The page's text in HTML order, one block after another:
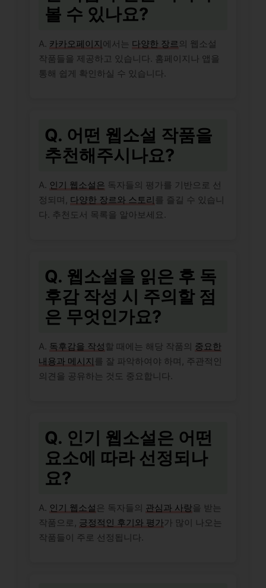
볼 수 있나요?
A. 카카오페이지에서는 다양한 장르의 웹소설
작품들을 제공하고 있습니다. 홈페이지나 앱을
통해 쉽게 확인하실 수 있습니다.
Q. 어떤 웹소설 작품을
추천해주시나요?
A. 인기 웹소설은 독자들의 평가를 기반으로 선
정되며, 다양한 장르와 스토리를 즐길 수 있습니
다. 추천도서 목록을 알아보세요.
Q. 웹소설을 읽은 후 독
후감 작성 시 주의할 점
은 무엇인가요?
A. 독후감을 작성 할 때에는 해당 작품의 중요한
내용과 메시지를 잘 파악하여야 하며, 주관적인
의견을 공유하는 것도 중요합니다.
Q. 인기 웹소설은 어떤
요소에 따라 선정되나
요?
A. 인기 웹소설은 독자들의 관심과 사랑을 받는
작품으로, 긍정적인 후기와 평가가 많이 나오는
작품들이 주로 선정됩니다.